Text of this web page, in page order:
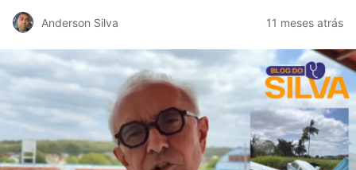
Anderson Silva 11 meses atrás